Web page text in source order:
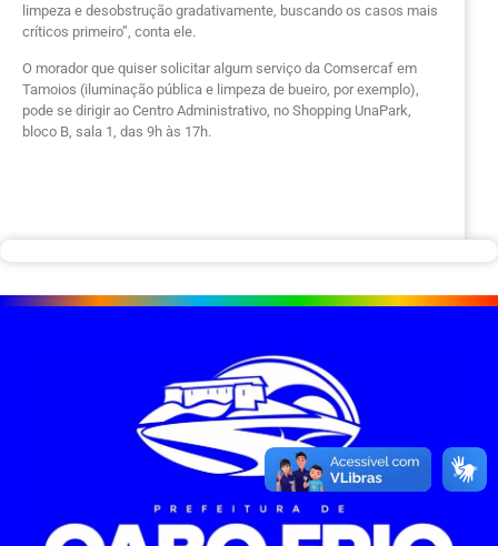
limpeza e desobstrução gradativamente, buscando os casos mais
críticos primeiro”, conta ele.
O morador que quiser solicitar algum serviço da Comsercaf em
Tamoios (iluminação pública e limpeza de bueiro, por exemplo),
pode se dirigir ao Centro Administrativo, no Shopping UnaPark,
bloco B, sala 1, das 9h às 17h.